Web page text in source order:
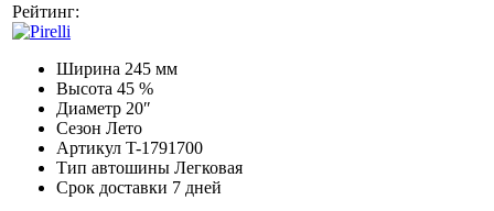
Рейтинг:
Ширина 245 мм
Высота 45 %
Диаметр 20″
Сезон Лето
Артикул T-1791700
Тип автошины Легковая
Срок доставки 7 дней